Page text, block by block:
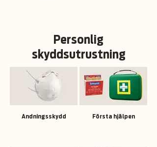
Personlig
skyddsutrustning
Andningsskydd Första hjälpen